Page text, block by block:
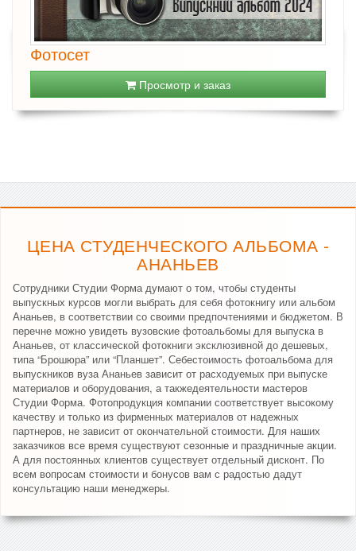
Фотосет
Просмотр и заказ
ЦЕНА СТУДЕНЧЕСКОГО АЛЬБОМА -
АНАНЬЕВ
Сотрудники Студии Форма думают о том, чтобы студенты
выпускных курсов могли выбрать для себя фотокнигу или альбом
Ананьев, в соответствии со своими предпочтениями и бюджетом. В
перечне можно увидеть вузовские фотоальбомы для выпуска в
Ананьев, от классической фотокниги эксклюзивной до дешевых,
типа “Брошюра” или “Планшет”. Себестоимость фотоальбома для
выпускников вуза Ананьев зависит от расходуемых при выпуске
материалов и оборудования, а такжедеятельности мастеров
Студии Форма. Фотопродукция компании соответствует высокому
качеству и только из фирменных материалов от надежных
партнеров, не зависит от окончательной стоимости. Для наших
заказчиков все время существуют сезонные и праздничные акции.
А для постоянных клиентов существует отдельный дисконт. По
всем вопросам стоимости и бонусов вам с радостью дадут
консультацию наши менеджеры.